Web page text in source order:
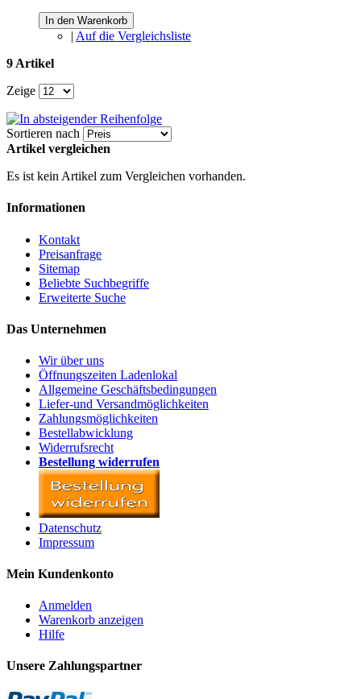
In den Warenkorb
| Auf die Vergleichsliste
9 Artikel
Zeige
Sortieren nach
Artikel vergleichen
Es ist kein Artikel zum Vergleichen vorhanden.
Informationen
Kontakt
Preisanfrage
Sitemap
Beliebte Suchbegriffe
Erweiterte Suche
Das Unternehmen
Wir über uns
Öffnungszeiten Ladenlokal
Allgemeine Geschäftsbedingungen
Liefer-und Versandmöglichkeiten
Zahlungsmöglichkeiten
Bestellabwicklung
Widerrufsrecht
Bestellung widerrufen
Datenschutz
Impressum
Mein Kundenkonto
Anmelden
Warenkorb anzeigen
Hilfe
Unsere Zahlungspartner